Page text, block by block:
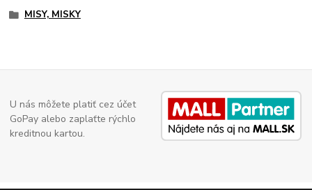
MISY, MISKY
U nás môžete platiť cez účet
GoPay alebo zaplaťte rýchlo
kreditnou kartou.